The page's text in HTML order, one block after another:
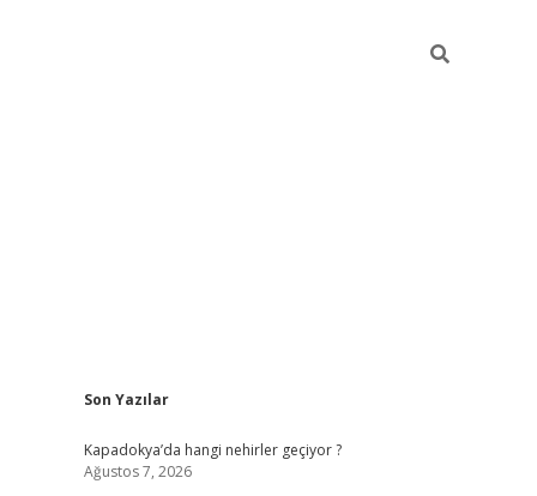
Sidebar
Son Yazılar
Kapadokya’da hangi nehirler geçiyor ?
Ağustos 7, 2026